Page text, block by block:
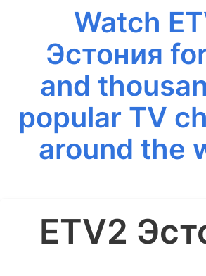
Watch
Эстония
and
popular TV
around the
ETV2